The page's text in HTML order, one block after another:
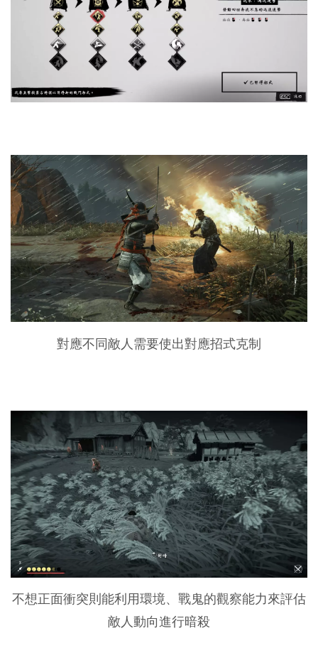
對應不同敵人需要使出對應招式克制
不想正面衝突則能利用環境、戰鬼的觀察能力來評估
敵人動向進行暗殺